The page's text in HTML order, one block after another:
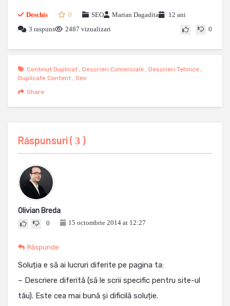
Deschis 0 SEO Marian Dagadita
12 ani
3 raspuns
2487 vizualizari 0
Continut Duplicat , Descrieri Comerciale , Descrieri Tehnice ,
Duplicate Content , Seo
Share
Răspunsuri ( 3 )
Olivian Breda
0 15 octombrie 2014 at 12:27
Răspunde
Soluția e să ai lucruri diferite pe pagina ta:
– Descriere diferită (să le scrii specific pentru site-ul
tău). Este cea mai bună și dificilă soluție.